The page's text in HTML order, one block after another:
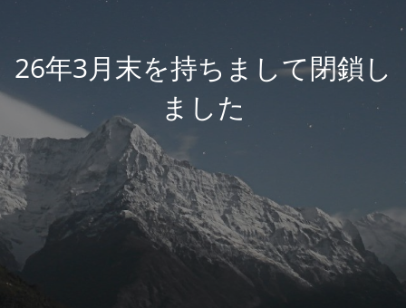
26年3月末を持ちまして閉鎖し
ました